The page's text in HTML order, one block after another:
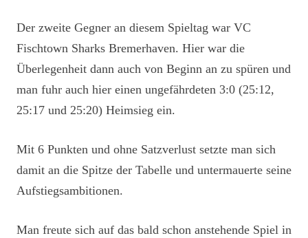
Der zweite Gegner an diesem Spieltag war VC
Fischtown Sharks Bremerhaven. Hier war die
Überlegenheit dann auch von Beginn an zu spüren und
man fuhr auch hier einen ungefährdeten 3:0 (25:12,
25:17 und 25:20) Heimsieg ein.
Mit 6 Punkten und ohne Satzverlust setzte man sich
damit an die Spitze der Tabelle und untermauerte seine
Aufstiegsambitionen.
Man freute sich auf das bald schon anstehende Spiel in